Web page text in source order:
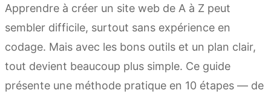
Apprendre à créer un site web de A à Z peut
sembler difficile, surtout sans expérience en
codage. Mais avec les bons outils et un plan clair,
tout devient beaucoup plus simple. Ce guide
présente une méthode pratique en 10 étapes — de